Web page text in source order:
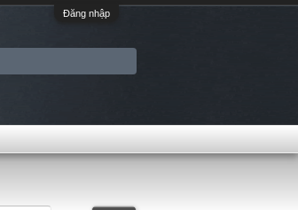
Đăng nhập